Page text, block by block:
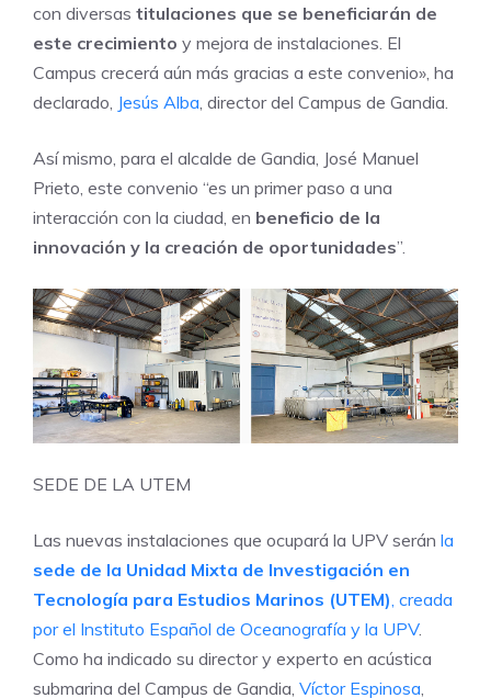
con diversas titulaciones que se beneficiarán de
este crecimiento y mejora de instalaciones. El
Campus crecerá aún más gracias a este convenio», ha
declarado, Jesús Alba , director del Campus de Gandia.
Así mismo, para el alcalde de Gandia, José Manuel
Prieto, este convenio “es un primer paso a una
interacción con la ciudad, en beneficio de la
innovación y la creación de oportunidades”.
SEDE DE LA UTEM
Las nuevas instalaciones que ocupará la UPV serán la
sede de la Unidad Mixta de Investigación en
Tecnología para Estudios Marinos (UTEM), creada
por el Instituto Español de Oceanografía y la UPV.
Como ha indicado su director y experto en acústica
submarina del Campus de Gandia, Víctor Espinosa,